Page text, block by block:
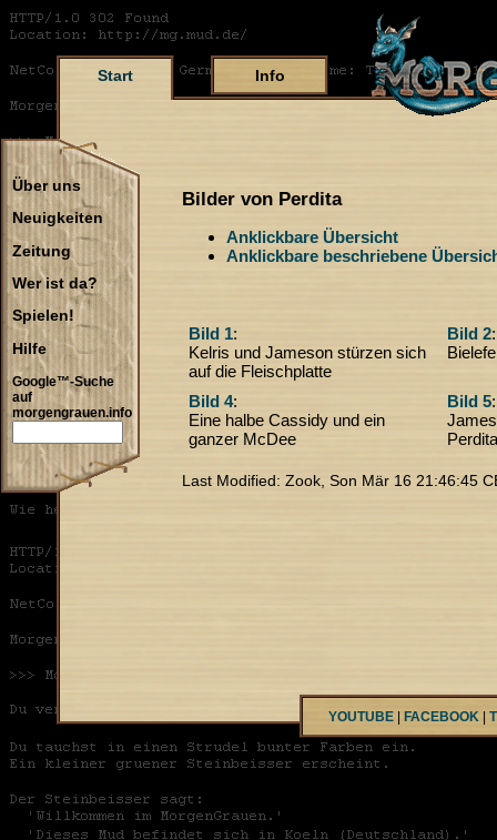
Start Info
Über uns
Neuigkeiten
Zeitung
Wer ist da?
Spielen!
Hilfe
Google™-Suche
auf
morgengrauen.info
Bilder von Perdita
Anklickbare Übersicht
Anklickbare beschriebene
Bild 1:
Kelris und Jameson stürzen sich
auf die Fleischplatte
Bild 2:
Bild 4:
Eine halbe Cassidy und ein
ganzer McDee
Bild 5:
Perdita
Last Modified: Zook, Son Mär 16 21:46:45
YOUTUBE FACEBOOK